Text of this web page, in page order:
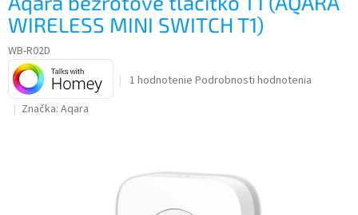
WIRELESS MINI SWITCH T1)
WB-R02D
Priemerné
hviezdičiek.
1 hodnotenie Podrobnosti hodnotenia
Značka: Aqara